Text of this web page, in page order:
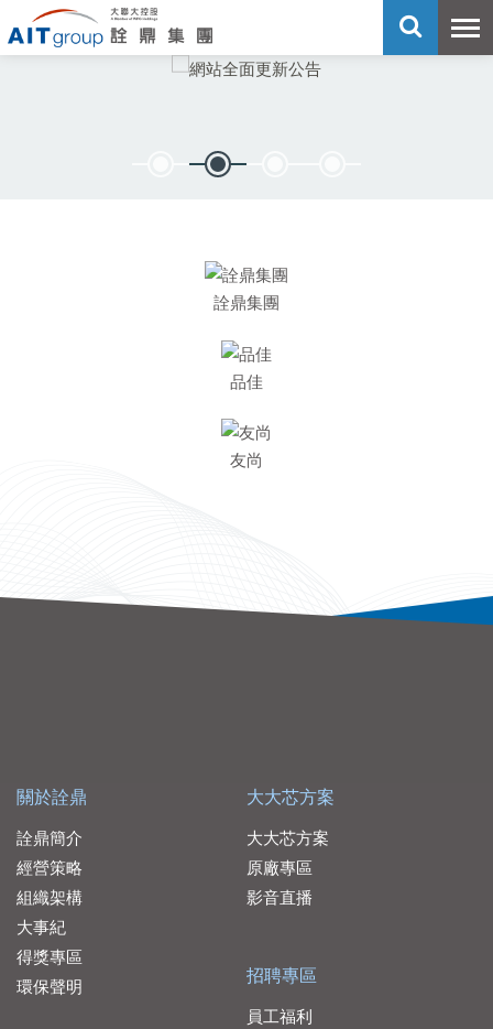
詮鼎集團
品佳
友尚
關於詮鼎
詮鼎簡介
經營策略
組織架構
大事紀
得獎專區
環保聲明
大大芯方案
大大芯方案
原廠專區
影音直播
招聘專區
員工福利